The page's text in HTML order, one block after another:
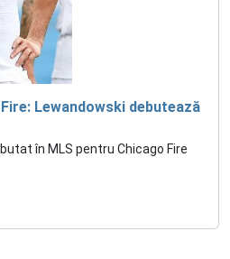
Lewandowski debutează
în MLS pentru Chicago Fire